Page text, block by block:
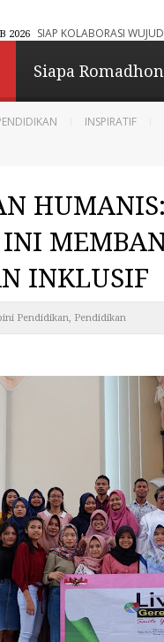
KOLABORASI WUJUDKAN
-
Siapa
INSPIRATIF
INKLUSIF
Pendidikan, Pendidikan